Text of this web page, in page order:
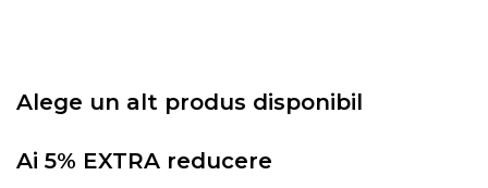
Alege un alt produs disponibil
Ai 5% EXTRA reducere